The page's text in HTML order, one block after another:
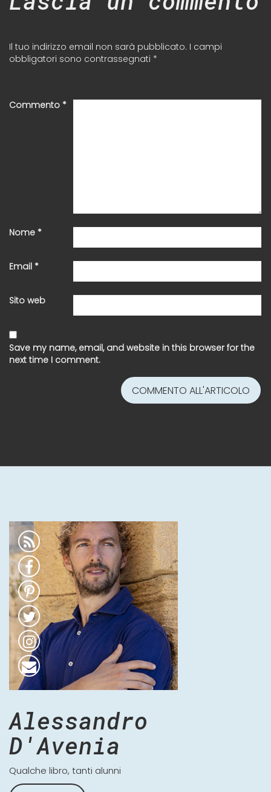
Il tuo indirizzo email non sarà pubblicato. I campi
obbligatori sono contrassegnati *
Commento *
Nome *
Email *
Sito web
Save my name, email, and website in this browser for the
next time I comment.
Alessandro
D'Avenia
Qualche libro, tanti alunni